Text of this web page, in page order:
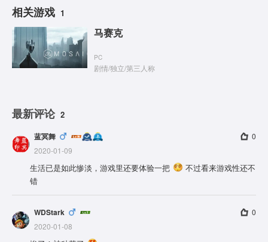
相关游戏 1
马赛克
PC
剧情/独立/第三人称
最新评论 2
蓝冥舞
2020-01-09
0
生活已是如此惨淡，游戏里还要体验一把
不过看来游戏性还不
错
WDStark
2020-01-08
0